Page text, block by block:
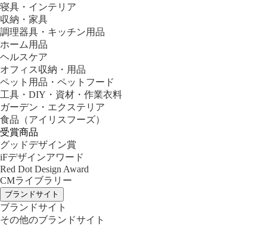
寝具・インテリア
収納・家具
調理器具・キッチン用品
ホーム用品
ヘルスケア
オフィス収納・用品
ペット用品・ペットフード
工具・DIY・資材・作業衣料
ガーデン・エクステリア
食品 （アイリスフーズ）
受賞商品
グッドデザイン賞
iFデザインアワード
Red Dot Design Award
CMライブラリー
ブランドサイト
ブランドサイト
その他のブランドサイト